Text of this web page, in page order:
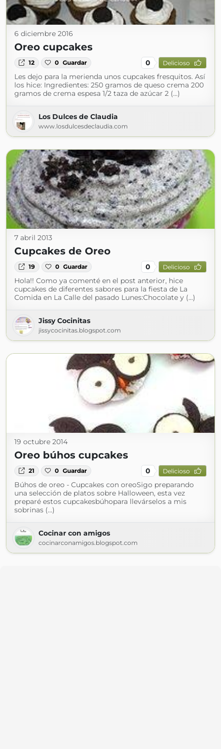
6 diciembre 2016
Oreo cupcakes
12 0 Guardar 0 Delicioso
Les dejo para la merienda unos cupcakes fresquitos. Así
los hice: Ingredientes: 250 gramos de queso crema 200
gramos de crema espesa 1/2 taza de azúcar 2 (...)
Los Dulces de Claudia
www.losdulcesdeclaudia.com
7 abril 2013
Cupcakes de Oreo
19 0 Guardar 0 Delicioso
Hola!! Como ya comenté en el post anterior, hice
cupcakes de diferentes sabores para la fiesta de La
Comida en La Calle del pasado Lunes:Chocolate y (...)
Jissy Cocinitas
jissycocinitas.blogspot.com
19 octubre 2014
Oreo búhos cupcakes
21 0 Guardar 0 Delicioso
Búhos de oreo - Cupcakes con oreoSigo preparando
una selección de platos sobre Halloween, esta vez
preparé estos cupcakesbúhopara llevárselos a mis
sobrinas (...)
Cocinar con amigos
cocinarconamigos.blogspot.com